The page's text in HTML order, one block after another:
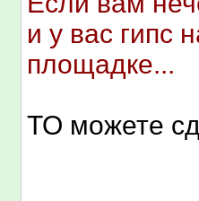
и у вас гипс
площадке...
ТО можете